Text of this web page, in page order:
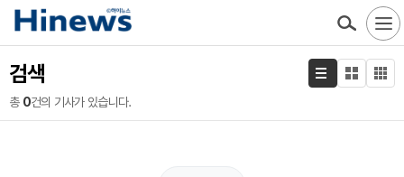
검색
총 0건의 기사가 있습니다.